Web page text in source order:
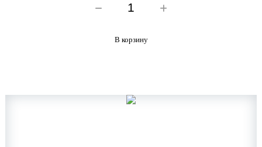
В корзину